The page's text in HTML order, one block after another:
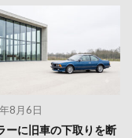
8月6日
ーに旧車の下取りを断